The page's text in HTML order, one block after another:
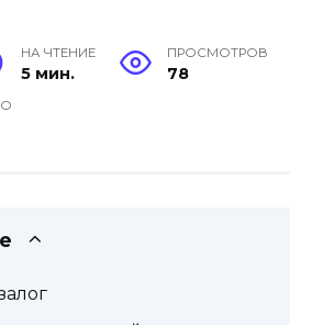
НА ЧТЕНИЕ
5 мин.
ПРОСМОТРОВ
78